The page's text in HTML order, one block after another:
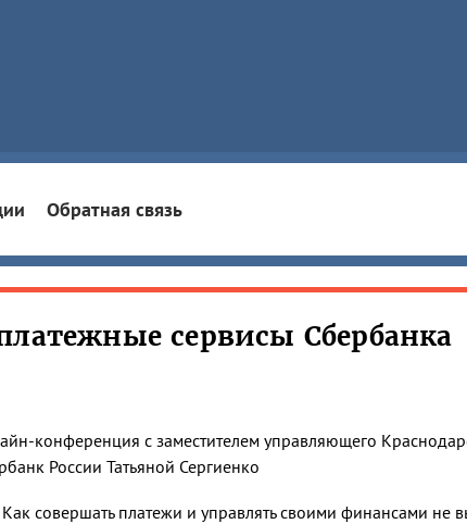
Обратная связь
сервисы Сбербанка
конференция с заместителем управляющего
России Татьяной Сергиенко
Как совершать платежи и управлять своими финансами не